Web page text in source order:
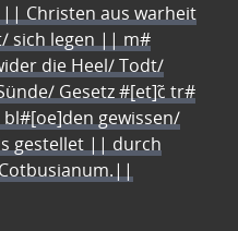
|| Christen aus warheit
sich legen || m#
die Heel/ Todt/
Gesetz #[et]c̃ tr#
gewissen/
gestellet || durch